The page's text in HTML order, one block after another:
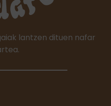
lantzen dituen nafar